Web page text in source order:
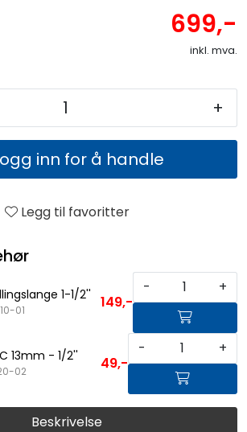
Beskrivelse
699,-
inkl. mva.
+
inn for å handle
Legg til favoritter
1-1/2''
01 149,-
- +
13mm - 1/2''
02 49,-
- +